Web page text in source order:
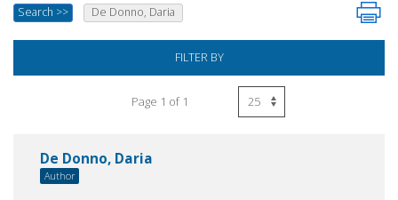
Search >> De Donno, Daria
FILTER BY
Page 1 of 1
De Donno, Daria
Author